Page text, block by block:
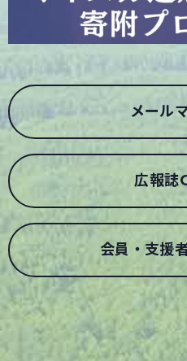
メール
広報誌
会員・支援